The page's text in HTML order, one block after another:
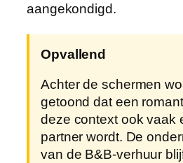
aangekondigd.
Opvallend
Achter de schermen
getoond dat een
deze context ook vaak
partner wordt. De
van de B&B-verhuur